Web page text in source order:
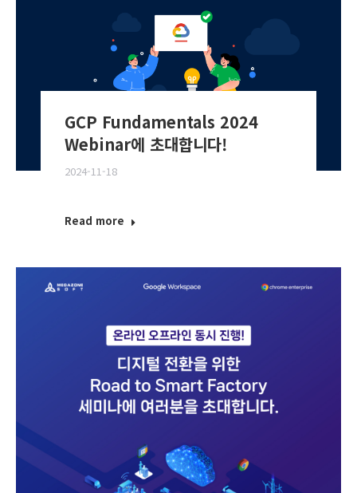
GCP Fundamentals 2024
Webinar에 초대합니다!
2024-11-18
Read more